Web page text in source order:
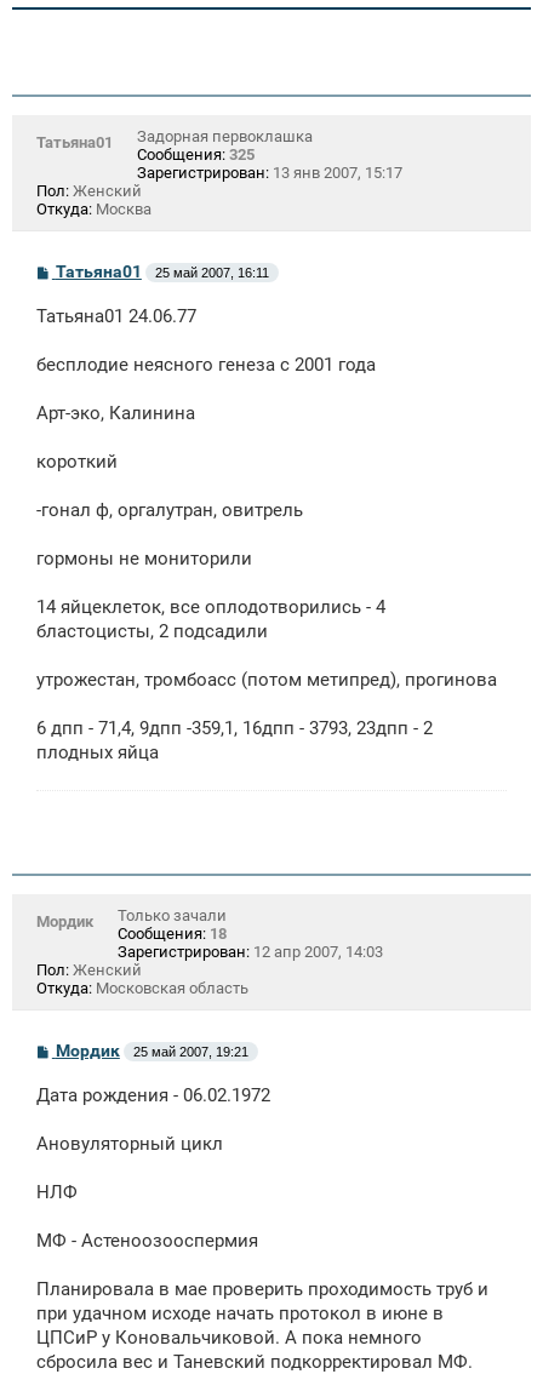
Татьяна01
Задорная первоклашка
Сообщения: 325
Зарегистрирован: 13 янв 2007, 15:17
Пол: Женский
Откуда: Москва
С
о
б
н
Татьяна01 25 май 2007, 16:11
Татьяна01 24.06.77
бесплодие неясного генеза с 2001 года
Арт-эко, Калинина
короткий
-гонал ф, оргалутран, овитрель
гормоны не мониторили
14 яйцеклеток, все оплодотворились - 4
бластоцисты, 2 подсадили
утрожестан, тромбоасс (потом метипред), прогинова
6 дпп - 71,4, 9дпп -359,1, 16дпп - 3793, 23дпп - 2
плодных яйца
Мордик
Только зачали
Сообщения: 18
Зарегистрирован: 12 апр 2007, 14:03
Пол: Женский
Откуда: Московская область
С
о
б
н
е
Мордик 25 май 2007, 19:21
Дата рождения - 06.02.1972
Ановуляторный цикл
НЛФ
МФ - Астеноозооспермия
Планировала в мае проверить проходимость труб и
при удачном исходе начать протокол в июне в
ЦПСиР у Коновальчиковой. А пока немного
сбросила вес и Таневский подкорректировал МФ.